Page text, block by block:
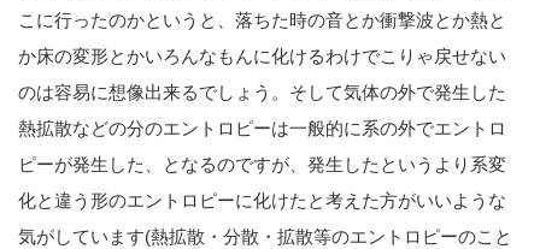
こに行ったのかというと、落ちた時の音とか衝撃波とか熱と
か床の変形とかいろんなもんに化けるわけでこりゃ戻せない
のは容易に想像出来るでしょう。そして気体の外で発生した
熱拡散などの分のエントロピーは一般的に系の外でエントロ
ピーが発生した、となるのですが、発生したというより系変
化と違う形のエントロピーに化けたと考えた方がいいような
気がしています(熱拡散・分散・拡散等のエントロピーのこと